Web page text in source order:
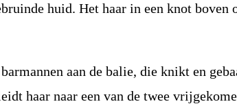
huid. Het haar in een knot boven
aan de balie, die knikt en
haar naar een van de twee